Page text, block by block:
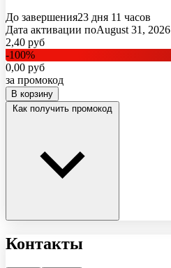
До завершения23 дня 11 часов
Дата активации поAugust 31, 2026
2,40 руб
-100%
0,00 руб
за промокод
В корзину
Как получить промокод
Контакты